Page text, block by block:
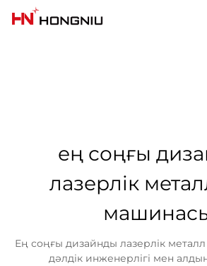
ең соңғы
лазерлік
Ең соңғы дизайнды лазерлік
дәлдік инженерлігі мен